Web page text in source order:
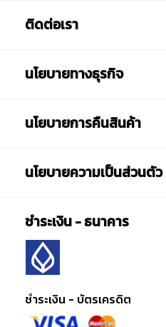
ติดต่อเรา
นโยบายทางธุรกิจ
นโยบายการคืนสินค้า
นโยบายความเป็นส่วนตัว
ชำระเงิน - ธนาคาร
ชำระเงิน - บัตรเครดิต